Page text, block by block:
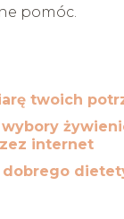
pomóc.
twoich
internet
dobrego